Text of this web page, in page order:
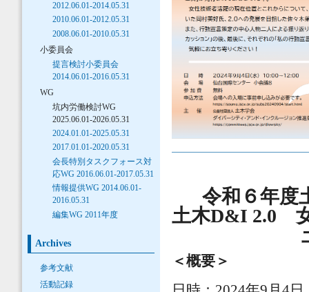
2012.06.01-2014.05.31
2010.06.01-2012.05.31
2008.06.01-2010.05.31
小委員会
提言検討小委員会
2014.06.01-2016.05.31
WG
坑内労働検討WG
2025.06.01-2026.05.31
2024.01.01-2025.05.31
2017.01.01-2020.05.31
会長特別タスクフォース対
応WG 2016.06.01-2017.05.31
情報提供WG 2014.06.01-
2016.05.31
編集WG 2011年度
Archives
参考文献
活動記録
令和６年度
土木D&I 2.0
＜概要＞